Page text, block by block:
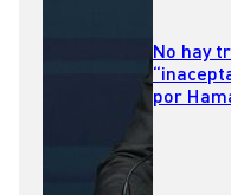
No hay
por